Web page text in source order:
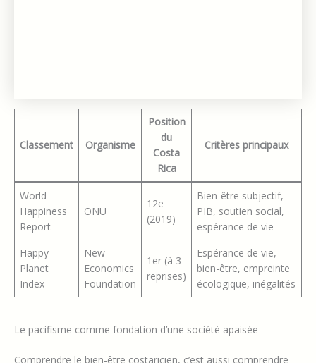
Classement Organisme
Position
du
Costa
Rica
Critères principaux
World
Happiness
Report
ONU
12e
(2019)
Bien-être subjectif,
PIB, soutien social,
espérance de vie
Happy
Planet
Index
New
Economics
Foundation
1er (à 3
reprises)
Espérance de vie,
bien-être, empreinte
écologique, inégalités
Le pacifisme comme fondation d’une société apaisée
Comprendre le bien-être costaricien, c’est aussi comprendre